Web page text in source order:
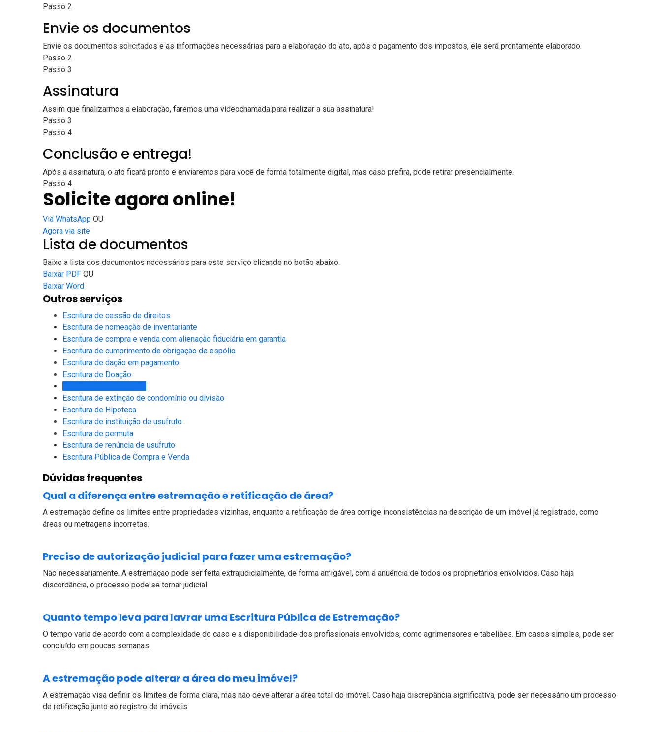
Passo 2
Envie os documentos
Envie os documentos solicitados e as informações necessárias para a elaboração do ato, após o pagamento dos impostos, ele será prontamente elaborado.
Passo 2
Passo 3
Assinatura
Assim que finalizarmos a elaboração, faremos uma vídeochamada para realizar a sua assinatura!
Passo 3
Passo 4
Conclusão e entrega!
Após a assinatura, o ato ficará pronto e enviaremos para você de forma totalmente digital, mas caso prefira, pode retirar presencialmente.
Passo 4
Solicite agora online!
Via WhatsApp OU
Agora via site
Lista de documentos
Baixe a lista dos documentos necessários para este serviço clicando no botão abaixo.
Baixar PDF OU
Baixar Word
Outros serviços
Escritura de cessão de direitos
Escritura de nomeação de inventariante
Escritura de compra e venda com alienação fiduciária em garantia
Escritura de cumprimento de obrigação de espólio
Escritura de dação em pagamento
Escritura de Doação
Escritura de extinção de condomínio ou divisão
Escritura de Hipoteca
Escritura de instituição de usufruto
Escritura de permuta
Escritura de renúncia de usufruto
Escritura Pública de Compra e Venda
Dúvidas frequentes
Qual a diferença entre estremação e retificação de área?
A estremação define os limites entre propriedades vizinhas, enquanto a retificação de área corrige inconsistências na descrição de um imóvel já registrado, como
áreas ou metragens incorretas.
Preciso de autorização judicial para fazer uma estremação?
Não necessariamente. A estremação pode ser feita extrajudicialmente, de forma amigável, com a anuência de todos os proprietários envolvidos. Caso haja
discordância, o processo pode se tornar judicial.
Quanto tempo leva para lavrar uma Escritura Pública de Estremação?
O tempo varia de acordo com a complexidade do caso e a disponibilidade dos profissionais envolvidos, como agrimensores e tabeliães. Em casos simples, pode ser
concluído em poucas semanas.
A estremação pode alterar a área do meu imóvel?
A estremação visa definir os limites de forma clara, mas não deve alterar a área total do imóvel. Caso haja discrepância significativa, pode ser necessário um processo
de retificação junto ao registro de imóveis.